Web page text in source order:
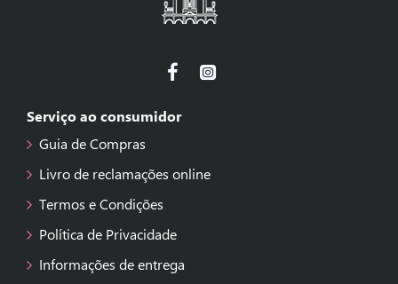
Serviço ao consumidor
Guia de Compras
Livro de reclamações online
Termos e Condições
Política de Privacidade
Informações de entrega